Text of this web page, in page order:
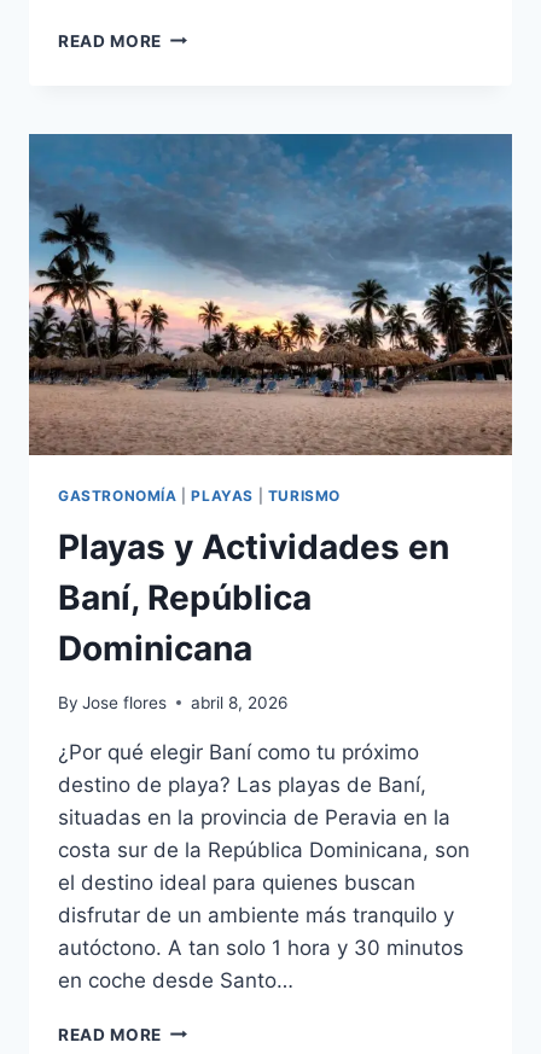
READ MORE DESCUBRE
TURÍSTICO
LA
REPÚBLICA
DOMINICANA
GASTRONOMÍA |PLAYAS TURISMO
Playas y Actividades en
Baní, República
Dominicana
By Jose flores abril 8, 2026
¿Por qué elegir Baní como tu próximo
destino de playa? Las playas de Baní,
situadas en la provincia de Peravia en la
costa sur de la República Dominicana, son
el destino ideal para quienes buscan
disfrutar de un ambiente más tranquilo y
autóctono. A tan solo 1 hora y 30 minutos
en coche desde Santo…
READ MORE PLAYAS